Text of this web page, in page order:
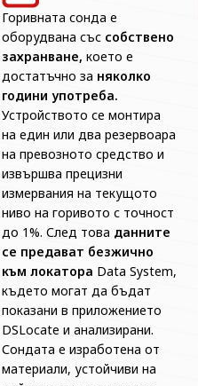
Горивната сонда е
оборудвана със собствено
захранване, което е
достатъчно за няколко
години употреба.
Устройството се монтира
на един или два резервоара
на превозното средство и
извършва прецизни
измервания на текущото
ниво на горивото с точност
до 1%. След това данните
се предават безжично
към локатора Data System,
където могат да бъдат
показани в приложението
DSLocate и анализирани.
Сондата е изработена от
материали, устойчиви на